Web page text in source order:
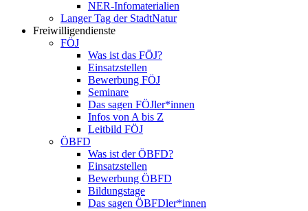
NER-Infomaterialien
Langer Tag der StadtNatur
Freiwilligendienste
FÖJ
Was ist das FÖJ?
Einsatzstellen
Bewerbung FÖJ
Seminare
Das sagen FÖJler*innen
Infos von A bis Z
Leitbild FÖJ
ÖBFD
Was ist der ÖBFD?
Einsatzstellen
Bewerbung ÖBFD
Bildungstage
Das sagen ÖBFDler*innen